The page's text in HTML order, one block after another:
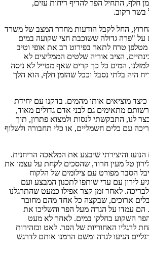
חלף, התחיל הפר להדיף ריחות עזים,
בשר רקוב.
החל לקבל הודעות מחדר המצב של משרד
על "פרה גדולה ששוכבת חצי שקועה במים
מטלפן טרח לתאר בפירוט רב את אופי וטיב
הציב אוריה שלטים הממליצים לא
המים כל כך קרים שאף מטייל לא ניסה
היה בלתי נסבל וככל שהזמן חלף, הוא הלך
כיצד מוציאים אותו מהמים. בדקנו עם יחידת
מתאימים גם לבני אדם גדולים מאוד,
לנו, התבקשתי לנסות ולמצוא פתרון, תוך
עם כלים חשמליים, או כלי תחבורה ולשלוף
והיצירתי שיבצע את המלאכה הריחנית.
טל מעין חרוד, שהסכים לקחת על עצמו את
הסבר מפורט עם צילומים של הלקוח
לירון עם עדי שותפו לתכנון המבצע ועם
לבריכה. לאחר זמן קצר אפילו כמעט שהתרגלנו
חבלים ארוכים, שבקצה כל אחד מהם מחובר
הם עמדו על הגדה מעל הפר והשליכו את
הפר השקוע בחלקו במים. לאחר לא מעט
לרגליו האחוריות של הפר. לאט ובזהירות
הגיעו לגדה ומשם הרמנו אותם לדרגש